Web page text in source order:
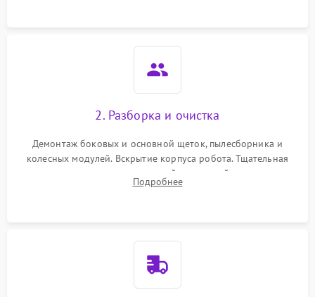
2. Разборка и очистка
Демонтаж боковых и основной щеток, пылесборника и
колесных модулей. Вскрытие корпуса робота. Тщательная
очистка внутренних полостей, шестерней и плат от
скопившейся пыли, волос и шерсти животных с
Подробнее